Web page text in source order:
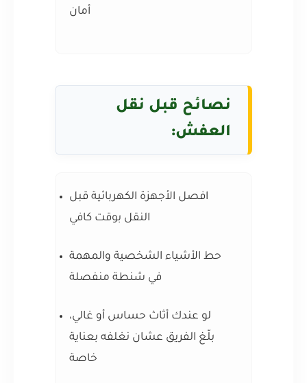
أمان
نصائح قبل نقل
العفش:
افصل الأجهزة الكهربائية قبل
النقل بوقت كافي
حط الأشياء الشخصية والمهمة
في شنطة منفصلة
لو عندك أثاث حساس أو غالي،
بلّغ الفريق عشان نغلفه بعناية
خاصة